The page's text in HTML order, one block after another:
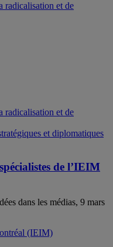
de l’IEIM
dans les médias, 9 mars